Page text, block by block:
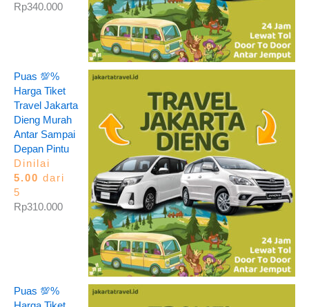
Rp340.000
Puas 💯%
Harga Tiket
Travel Jakarta
Dieng Murah
Antar Sampai
Depan Pintu
Dinilai
5.00 dari
5
Rp310.000
Puas 💯%